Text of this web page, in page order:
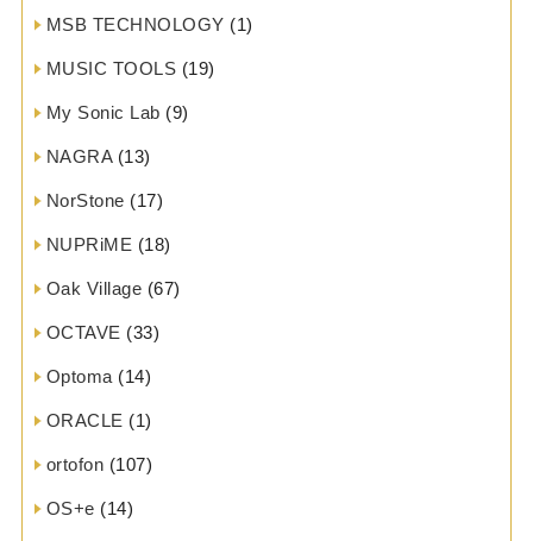
MSB TECHNOLOGY (1)
MUSIC TOOLS (19)
My Sonic Lab (9)
NAGRA(13)
NorStone (17)
NUPRiME (18)
Oak Village (67)
OCTAVE (33)
Optoma (14)
ORACLE (1)
ortofon (107)
OS+e (14)